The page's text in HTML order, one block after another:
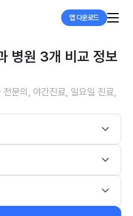
앱 다운로드
병원 3개 비교 정보
문의, 야간진료, 일요일 진료,